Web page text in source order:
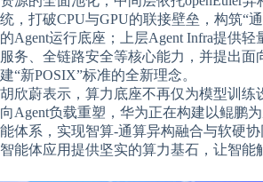
统，打破CPU与GPU的联接壁垒，构筑“
的Agent运行底座；上层Agent Infra提供轻
服务、全链路安全等核心能力，并提出面
建“新POSIX”标准的全新理念。
胡欣蔚表示，算力底座不再仅为模型训练
向Agent负载重塑，华为正在构建以鲲鹏
能体系，实现智算-通算异构融合与软硬
智能体应用提供坚实的算力基石，让智能